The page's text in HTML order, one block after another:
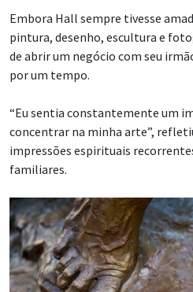
Embora Hall sempre tivesse
pintura, desenho, escultura e
de abrir um negócio com seu
por um tempo.
“Eu sentia constantemente um
concentrar na minha arte”,
impressões espirituais
familiares.